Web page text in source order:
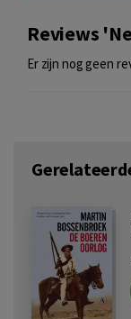
Reviews
Er zijn nog geen